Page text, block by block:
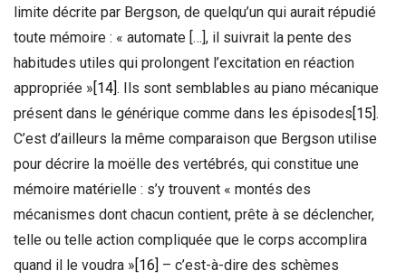
limite décrite par Bergson, de quelqu’un qui aurait répudié
toute mémoire : « automate […], il suivrait la pente des
habitudes utiles qui prolongent l’excitation en réaction
appropriée »[14]. Ils sont semblables au piano mécanique
présent dans le générique comme dans les épisodes[15].
C’est d’ailleurs la même comparaison que Bergson utilise
pour décrire la moëlle des vertébrés, qui constitue une
mémoire matérielle : s’y trouvent « montés des
mécanismes dont chacun contient, prête à se déclencher,
telle ou telle action compliquée que le corps accomplira
quand il le voudra »[16] – c’est-à-dire des schèmes